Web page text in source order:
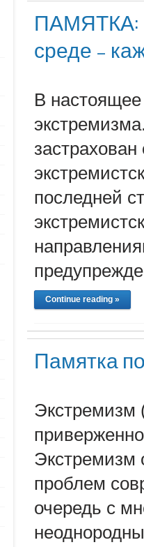
ПАМЯТКА:
среде –
В
последней
Continue reading »
Памятка
Экстремизм
Экстремизм
проблем
очередь с